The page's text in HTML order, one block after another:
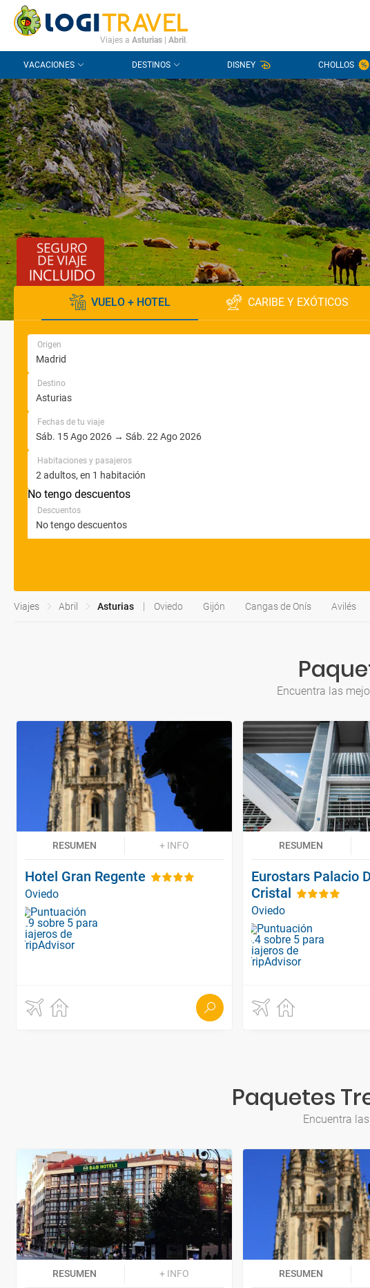
CONTACTO PREGUNTAS FRECUENTES
Viajes a Asturias| Abril .
VACACIONES DESTINOS DISNEY CHOLLOS
VUELO + HOTEL CARIBE Y EXÓTICOS
Origen
Destino
Fechas de tu viaje
Habitaciones y pasajeros
No tengo descuentos
Descuentos
Viajes Abril Asturias Oviedo Gijón Cangas de Onís Avilés
Encuentra las
RESUMEN + INFO
Hotel Gran Regente
Oviedo
RESUMEN
Eurostars Palacio
Cristal
Oviedo
Paquetes
Encuentra
RESUMEN + INFO RESUMEN